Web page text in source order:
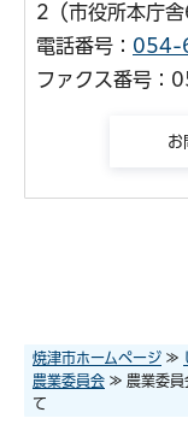
2（市役所本庁舎
電話番号： 054-
ファクス番号
焼津市ホームページ ≫
農業委員会 ≫ 農業委員
て